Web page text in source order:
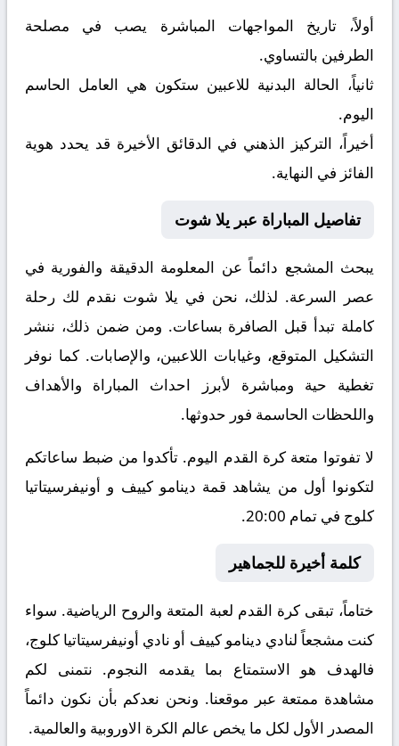
أولاً، تاريخ المواجهات المباشرة يصب في مصلحة
الطرفين بالتساوي.
ثانياً، الحالة البدنية للاعبين ستكون هي العامل الحاسم
اليوم.
أخيراً، التركيز الذهني في الدقائق الأخيرة قد يحدد هوية
الفائز في النهاية.
تفاصيل المباراة عبر يلا شوت
يبحث المشجع دائماً عن المعلومة الدقيقة والفورية في
عصر السرعة. لذلك، نحن في يلا شوت نقدم لك رحلة
كاملة تبدأ قبل الصافرة بساعات. ومن ضمن ذلك، ننشر
التشكيل المتوقع، وغيابات اللاعبين، والإصابات. كما نوفر
تغطية حية ومباشرة لأبرز احداث المباراة والأهداف
واللحظات الحاسمة فور حدوثها.
لا تفوتوا متعة كرة القدم اليوم. تأكدوا من ضبط ساعاتكم
لتكونوا أول من يشاهد قمة دينامو كييف و أونيفرسيتاتيا
كلوج في تمام 20:00.
كلمة أخيرة للجماهير
ختاماً، تبقى كرة القدم لعبة المتعة والروح الرياضية. سواء
كنت مشجعاً لنادي دينامو كييف أو نادي أونيفرسيتاتيا كلوج،
فالهدف هو الاستمتاع بما يقدمه النجوم. نتمنى لكم
مشاهدة ممتعة عبر موقعنا. ونحن نعدكم بأن نكون دائماً
المصدر الأول لكل ما يخص عالم الكرة الاوروبية والعالمية.